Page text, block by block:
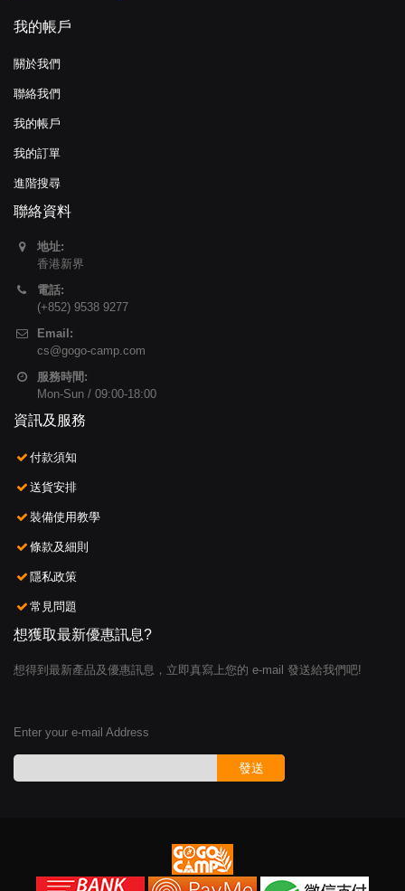
我的帳戶
關於我們
聯絡我們
我的帳戶
我的訂單
進階搜尋
聯絡資料
地址:
香港新界
電話:
(+852) 9538 9277
Email:
cs@gogo-camp.com
服務時間:
Mon-Sun / 09:00-18:00
資訊及服務
付款須知
送貨安排
裝備使用教學
條款及細則
隱私政策
常見問題
想獲取最新優惠訊息?
想得到最新產品及優惠訊息，立即真寫上您的 e-mail 發送給我們吧!
Enter your e-mail Address
發送